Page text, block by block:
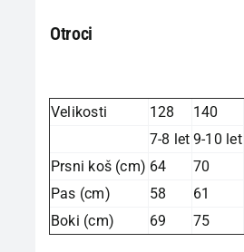
Otroci
Velikosti 128 140
7-8 let 9-10 let
Prsni koš (cm) 64 70
Pas (cm)
58 61
Boki (cm)
69 75